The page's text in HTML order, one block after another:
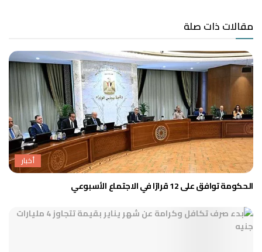
مقالات ذات صلة
أخبار
الحكومة توافق على 12 قرارًا في الاجتماع الأسبوعي